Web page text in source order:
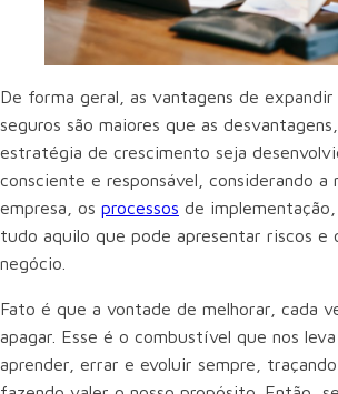
De forma geral, as vantagens de
seguros são maiores que as
estratégia de crescimento seja
consciente e responsável, considerando a
empresa, os processos de
tudo aquilo que pode apresentar riscos e
negócio.
Fato é que a vontade de melhorar, cada
apagar. Esse é o combustível que nos leva
aprender, errar e evoluir sempre,